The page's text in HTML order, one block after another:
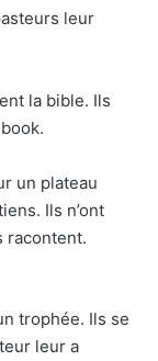
leur
la bible. Ils
un plateau
Ils n’ont
racontent.
trophée. Ils se
leur a